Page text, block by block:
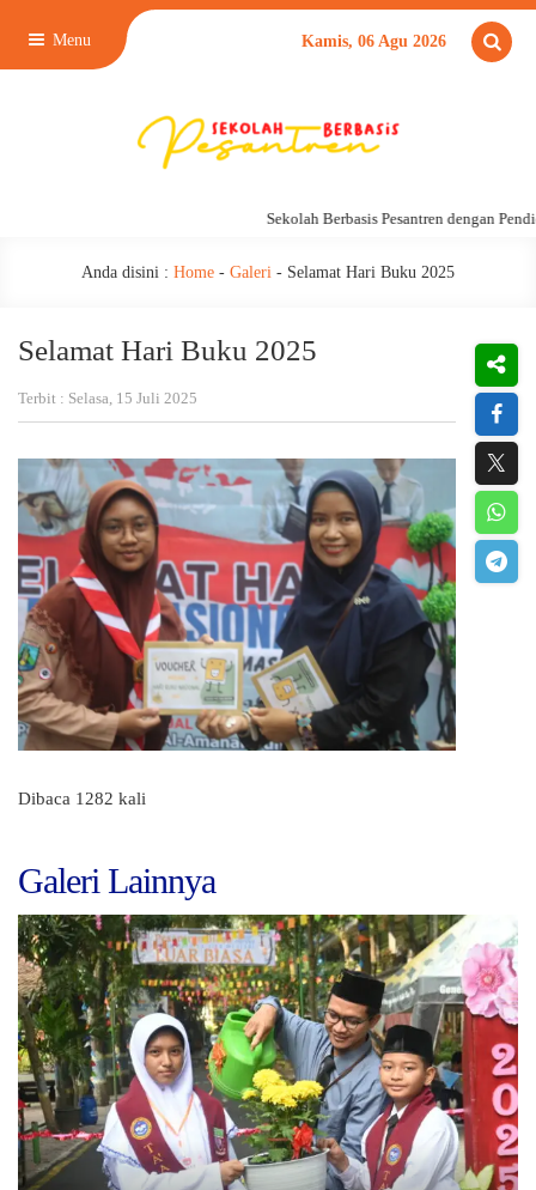
Menu Kamis, 06 Agu 2026
Sekolah Berbasis Pesantren dengan
Anda disini : Home - Galeri - Selamat Hari Buku 2025
Selamat Hari Buku 2025
Terbit : Selasa, 15 Juli 2025
Dibaca 1282 kali
Galeri Lainnya